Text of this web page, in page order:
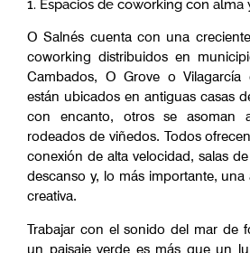
1. Espacios de coworking con alma
O Salnés cuenta con una
coworking distribuidos en
Cambados, O Grove o Vilagarcía
están ubicados en antiguas casas
con encanto, otros se asoman
rodeados de viñedos. Todos
conexión de alta velocidad, salas
descanso y, lo más importante,
creativa.
Trabajar con el sonido del mar de
un paisaje verde es más que un